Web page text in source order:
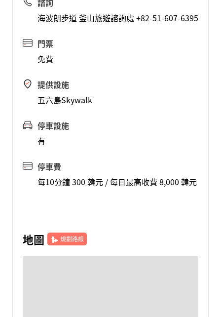
諮詢
海波朗步道 釜山旅遊諮詢處 +82-51-607-6395
門票
免費
提供設施
五六島Skywalk
停車設施
有
停車費
每10分鐘 300 韓元 / 每日最高收費 8,000 韓元
地圖 規劃路線